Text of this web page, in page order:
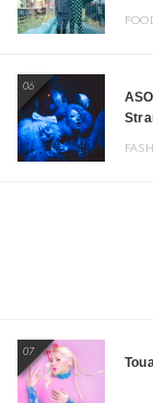
06
07